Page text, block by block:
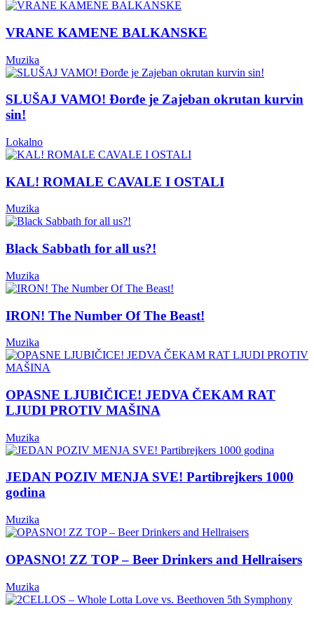
VRANE KAMENE BALKANSKE
Muzika
SLUŠAJ VAMO! Đorđe je Zajeban okrutan kurvin
sin!
Lokalno
KAL! ROMALE CAVALE I OSTALI
Muzika
Black Sabbath for all us?!
Muzika
IRON! The Number Of The Beast!
Muzika
OPASNE LJUBIČICE! JEDVA ČEKAM RAT
LJUDI PROTIV MAŠINA
Muzika
JEDAN POZIV MENJA SVE! Partibrejkers 1000
godina
Muzika
OPASNO! ZZ TOP – Beer Drinkers and Hellraisers
Muzika